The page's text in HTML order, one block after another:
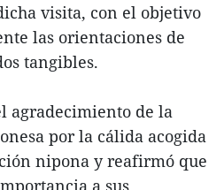
visita, con el objetivo
las orientaciones de
tangibles.
agradecimiento de la
por la cálida acogida
nipona y reafirmó que